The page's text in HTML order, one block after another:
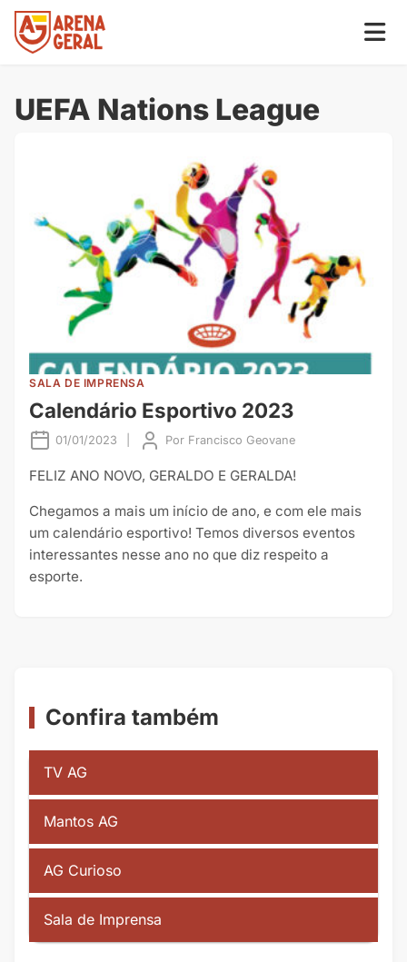
UEFA Nations League
SALA DE IMPRENSA
Calendário Esportivo 2023
01/01/2023 Por Francisco Geovane
FELIZ ANO NOVO, GERALDO E GERALDA!
Chegamos a mais um início de ano, e com ele mais
um calendário esportivo! Temos diversos eventos
interessantes nesse ano no que diz respeito a
esporte.
Confira também
TV AG
Mantos AG
AG Curioso
Sala de Imprensa